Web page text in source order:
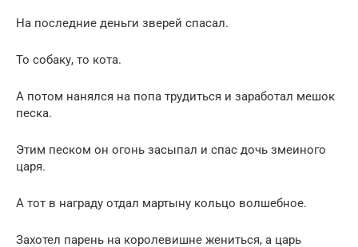
На последние деньги зверей спасал.
То собаку, то кота.
А потом нанялся на попа трудиться и заработал мешок
песка.
Этим песком он огонь засыпал и спас дочь змеиного
царя.
А тот в награду отдал мартыну кольцо волшебное.
Захотел парень на королевишне жениться, а царь